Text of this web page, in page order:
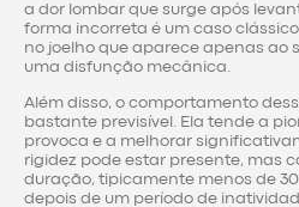
a dor lombar que surge após
forma incorreta é um caso
no joelho que aparece apenas ao
uma disfunção mecânica.
Além disso, o comportamento
bastante previsível. Ela tende a
provoca e a melhorar
rigidez pode estar presente, mas
duração, tipicamente menos de
depois de um período de